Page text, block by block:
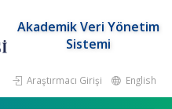
Akademik Veri Yönetim
Sistemi
Araştırmacı Girişi English